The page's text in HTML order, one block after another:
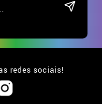
redes sociais!